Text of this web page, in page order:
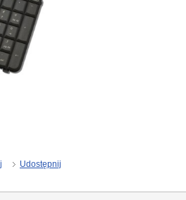
Udostępnij